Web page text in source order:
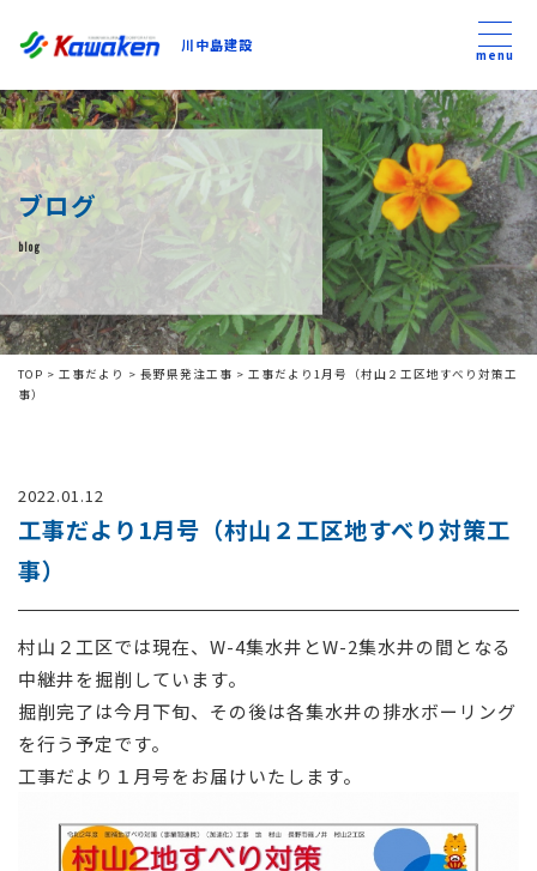
川中島建設
川中島建設
トップ
トピックス
事業内容
私たちについて
コンテンツ
採用情報
お問い合わせ
menu
ブログ
blog
TOP > 工事だより > 長野県発注工事 > 工事だより1月号（村山２工区地すべり対策工
事）
2022.01.12
工事だより1月号（村山２工区地すべり対策工
事）
村山２工区では現在、W-4集水井とW-2集水井の間となる
中継井を掘削しています。
掘削完了は今月下旬、その後は各集水井の排水ボーリング
を行う予定です。
工事だより１月号をお届けいたします。